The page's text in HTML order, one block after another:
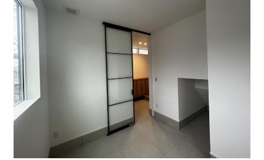
お客様の声
会社案内
経営理念・
会社案内
スタッフ紹介
KATSUMIの
採用情報